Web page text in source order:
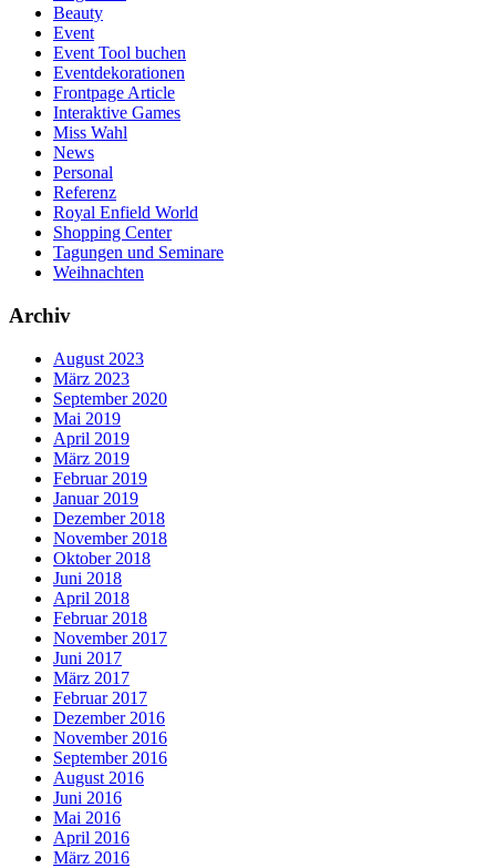
Beauty
Event
Event Tool buchen
Eventdekorationen
Frontpage Article
Interaktive Games
Miss Wahl
News
Personal
Referenz
Royal Enfield World
Shopping Center
Tagungen und Seminare
Weihnachten
Archiv
August 2023
März 2023
September 2020
Mai 2019
April 2019
März 2019
Februar 2019
Januar 2019
Dezember 2018
November 2018
Oktober 2018
Juni 2018
April 2018
Februar 2018
November 2017
Juni 2017
März 2017
Februar 2017
Dezember 2016
November 2016
September 2016
August 2016
Juni 2016
Mai 2016
April 2016
März 2016